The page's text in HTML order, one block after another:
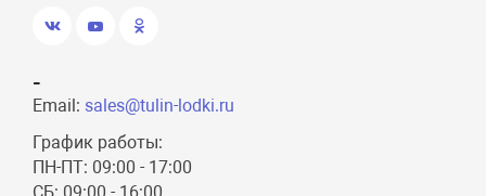
-
Email: sales@tulin-lodki.ru
График работы:
ПН-ПТ: 09:00 - 17:00